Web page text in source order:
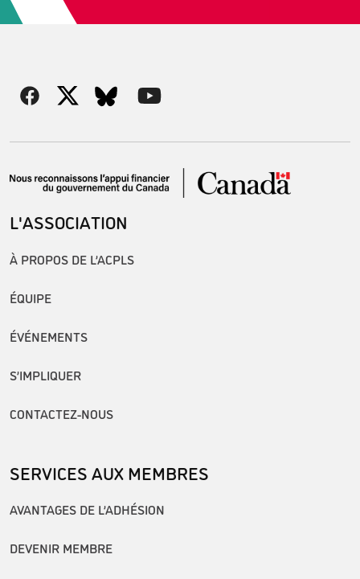
L'ASSOCIATION
À PROPOS DE L’ACPLS
ÉQUIPE
ÉVÉNEMENTS
S’IMPLIQUER
CONTACTEZ-NOUS
SERVICES AUX MEMBRES
AVANTAGES DE L’ADHÉSION
DEVENIR MEMBRE